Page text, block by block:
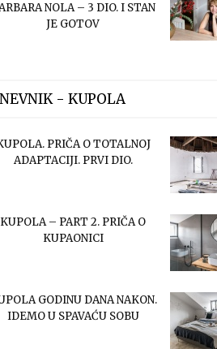
NOLA – 3 DIO. I STAN
JE GOTOV
- KUPOLA
PRIČA O TOTALNOJ
ADAPTACIJI. PRVI DIO.
KUPOLA – PART 2. PRIČA O
KUPAONICI
GODINU DANA NAKON.
IDEMO U SPAVAĆU SOBU